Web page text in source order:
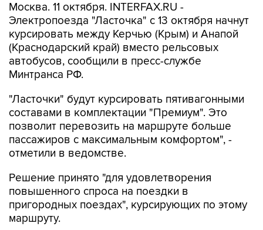
Москва. 11 октября. INTERFAX.RU -
Электропоезда "Ласточка" с 13 октября начнут
курсировать между Керчью (Крым) и Анапой
(Краснодарский край) вместо рельсовых
автобусов, сообщили в пресс-службе
Минтранса РФ.
"Ласточки" будут курсировать пятивагонными
составами в комплектации "Премиум". Это
позволит перевозить на маршруте больше
пассажиров с максимальным комфортом", -
отметили в ведомстве.
Решение принято "для удовлетворения
повышенного спроса на поездки в
пригородных поездах", курсирующих по этому
маршруту.